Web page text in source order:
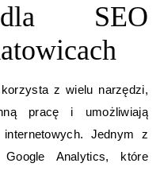
SEO
z wielu narzędzi,
pracę i umożliwiają
Jednym z
Analytics, które